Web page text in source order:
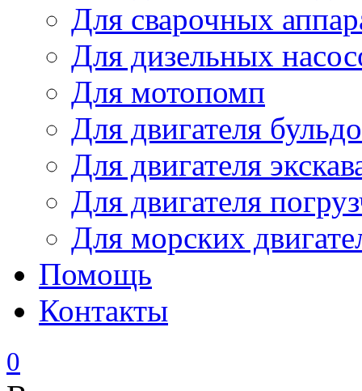
Для сварочных
Для дизельных
Для мотопомп
Для двигателя
Для двигателя
Для двигателя
Для морских
Помощь
Контакты
0